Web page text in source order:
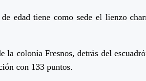
edad tiene como sede el lienzo
colonia Fresnos, detrás del
con 133 puntos.